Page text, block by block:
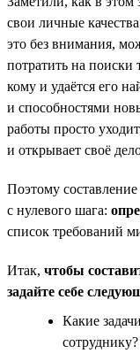
свои личные
это без внимания,
потратить на поиски
кому и удаётся его
и способностями
работы просто
и открывает своё
Поэтому
с нулевого шага:
список требований
Итак, чтобы
задайте себе
Какие
сотруднику?